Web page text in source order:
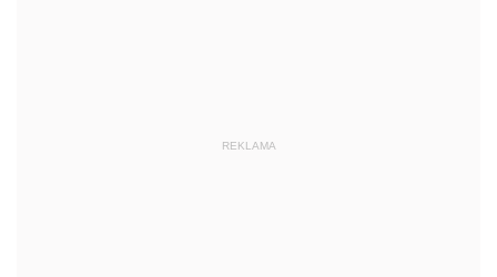
REKLAMA